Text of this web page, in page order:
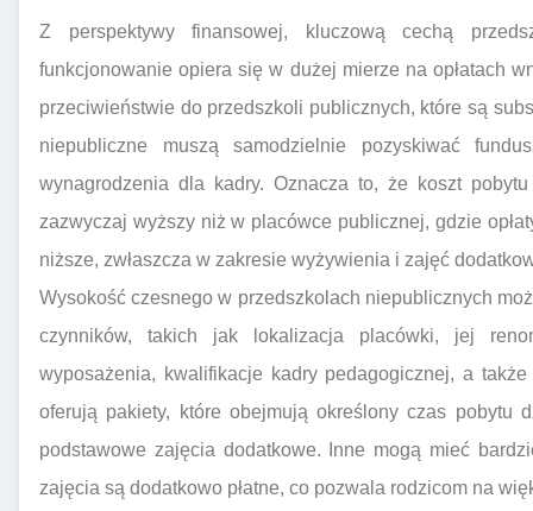
Z perspektywy finansowej, kluczową cechą
funkcjonowanie opiera się w dużej mierze na opłatach
przeciwieństwie do przedszkoli publicznych, które są
niepubliczne muszą samodzielnie pozyskiwać
wynagrodzenia dla kadry. Oznacza to, że koszt
zazwyczaj wyższy niż w placówce publicznej, gdzie
niższe, zwłaszcza w zakresie wyżywienia i zajęć
Wysokość czesnego w przedszkolach niepublicznych
czynników, takich jak lokalizacja placówki, jej
wyposażenia, kwalifikacje kadry pedagogicznej, a
oferują pakiety, które obejmują określony czas pobytu
podstawowe zajęcia dodatkowe. Inne mogą mieć
zajęcia są dodatkowo płatne, co pozwala rodzicom na